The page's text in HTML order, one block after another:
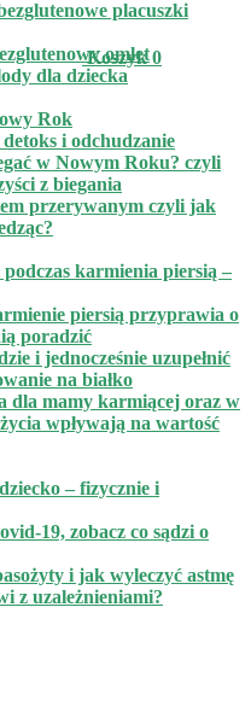
Koszyk 0
placuszki
omlet
dla dziecka
Rok
i odchudzanie
w Nowym Roku? czyli
z biegania
przerywanym czyli jak
karmienia piersią –
piersią przyprawia o
poradzić
i jednocześnie uzupełnić
na białko
dla mamy karmiącej oraz w
wpływają na wartość
– fizycznie i
19, zobacz co sądzi o
i jak wyleczyć astmę
z uzależnieniami?